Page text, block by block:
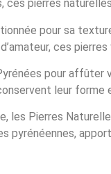
ces pierres
pour sa
ces
pour
leur
les Pierres
pyrénéennes,